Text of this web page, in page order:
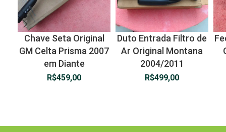
Chave Seta Original
GM Celta Prisma 2007
em Diante
R$459,00
Duto Entrada Filtro de
Ar Original Montana
2004/2011
R$499,00